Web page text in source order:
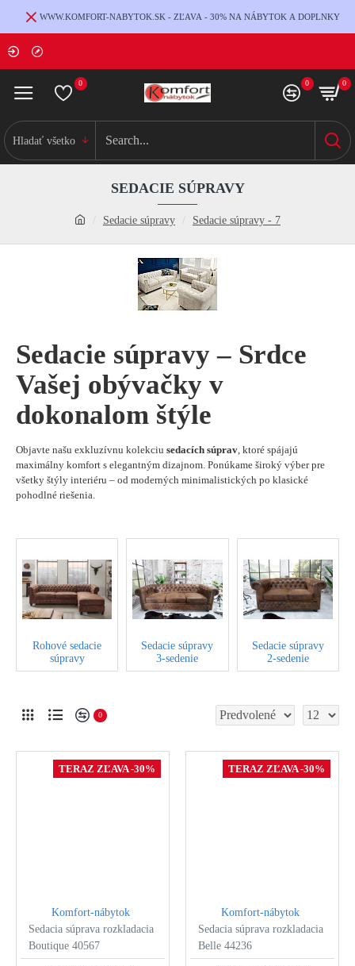
WWW.KOMFORT-NABYTOK.SK - ZĽAVA - 30% NA NÁBYTOK A DOPLNKY
0 0 0
Hladať všetko
Sedacie súpravy Sedacie súpravy - 7
SEDACIE SÚPRAVY
Sedacie súpravy – Srdce
Vašej obývačky v
dokonalom štýle
Objavte našu exkluzívnu kolekciu sedacích súprav, ktoré spájajú
maximálny komfort s elegantným dizajnom. Ponúkame široký výber pre
všetky štýly interiéru – od moderných minimalistických po klasické
pohodlné riešenia.
Rohové sedacie
súpravy
Sedacie súpravy
3-sedenie
Sedacie súpravy
2-sedenie
0
TERAZ ZĽAVA -30%
Komfort-nábytok
Sedacia súprava rozkladacia
Boutique 40567
TERAZ ZĽAVA -30%
Komfort-nábytok
Sedacia súprava rozkladacia
Belle 44236